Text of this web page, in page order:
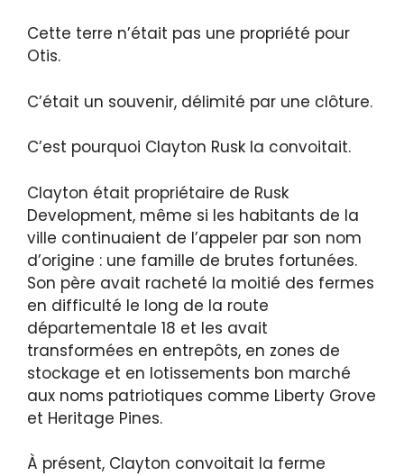
Cette terre n’était pas une propriété pour
Otis.
C’était un souvenir, délimité par une clôture.
C’est pourquoi Clayton Rusk la convoitait.
Clayton était propriétaire de Rusk
Development, même si les habitants de la
ville continuaient de l’appeler par son nom
d’origine : une famille de brutes fortunées.
Son père avait racheté la moitié des fermes
en difficulté le long de la route
départementale 18 et les avait
transformées en entrepôts, en zones de
stockage et en lotissements bon marché
aux noms patriotiques comme Liberty Grove
et Heritage Pines.
À présent, Clayton convoitait la ferme